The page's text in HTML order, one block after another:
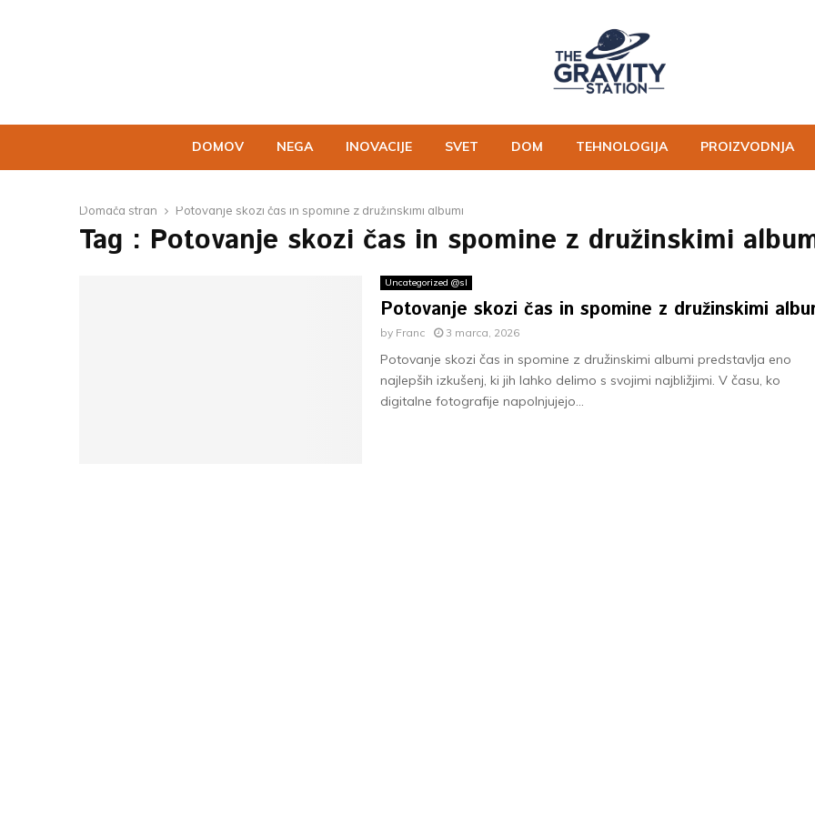
DOMOV NEGA INOVACIJE SVET DOM TEHNOLOGIJA PROIZVODNJA
Domača stran Potovanje skozi čas in spomine z družinskimi albumi
Tag : Potovanje skozi čas in spomine z družinskimi
Uncategorized @sl
Potovanje skozi čas in spomine z družinskimi
by Franc 3 marca, 2026
Potovanje skozi čas in spomine z družinskimi albumi predstavlja eno
najlepših izkušenj, ki jih lahko delimo s svojimi najbližjimi. V času, ko
digitalne fotografije napolnjujejo...